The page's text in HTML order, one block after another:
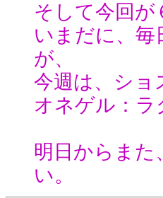
そして今回が
いまだに、毎
が、
今週は、ショ
オネゲル：
明日からまた
い。